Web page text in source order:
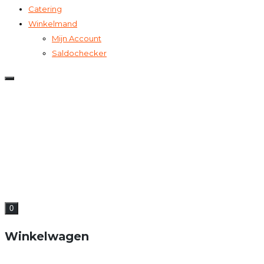
Catering
Winkelmand
Mijn Account
Saldochecker
0
Winkelwagen